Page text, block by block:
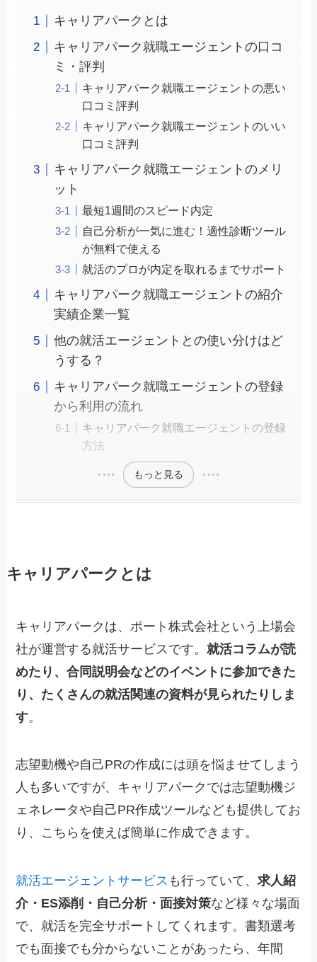
キャリアパークとは
キャリアパーク就職エージェントの口コ
ミ・評判
キャリアパーク就職エージェントの悪い
口コミ評判
キャリアパーク就職エージェントのいい
口コミ評判
キャリアパーク就職エージェントのメリ
ット
最短1週間のスピード内定
自己分析が一気に進む！適性診断ツール
が無料で使える
就活のプロが内定を取れるまでサポート
キャリアパーク就職エージェントの紹介
実績企業一覧
他の就活エージェントとの使い分けはど
うする？
キャリアパーク就職エージェントの登録
から利用の流れ
キャリアパーク就職エージェントの登録
方法
もっと見る
キャリアパークとは
キャリアパークは、ポート株式会社という上場会
社が運営する就活サービスです。就活コラムが読
めたり、合同説明会などのイベントに参加できた
り、たくさんの就活関連の資料が見られたりしま
す。
志望動機や自己PRの作成には頭を悩ませてしまう
人も多いですが、キャリアパークでは志望動機ジ
ェネレータや自己PR作成ツールなども提供してお
り、こちらを使えば簡単に作成できます。
就活エージェントサービス も行っていて、求人紹
介・ES添削・自己分析・面接対策など様々な場面
で、就活を完全サポートしてくれます。書類選考
でも面接でも分からないことがあったら、年間